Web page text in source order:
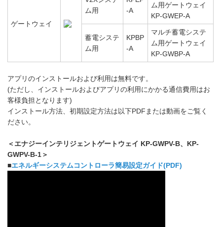
ゲートウェイ
ム用
-A
ム用ゲートウェイ
KP-GWEP-A
蓄電システ
ム用
KPBP
-A
マルチ蓄電システ
ム用ゲートウェイ
KP-GWBP-A
アプリのインストールおよび利用は無料です。
(ただし、インストールおよびアプリの利用にかかる通信費用はお
客様負担となります)
インストール方法、初期設定方法は以下PDFまたは動画をご覧く
ださい。
＜エナジーインテリジェントゲートウェイ KP-GWPV-B、KP-
GWPV-B-1＞
■エネルギーシステムコントローラ簡易設定ガイド(PDF)